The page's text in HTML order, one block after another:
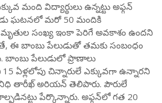
మంది విద్యార్థులు ఉన్నట్టు అఫ్గన్
ఘటనలో మరో 50 మందికి
సంఖ్య ఇంకా పెరిగే అవకాశం ఉందని
ఈ బాంబు పేలుడుతో తమకు సంబంధం
బాంబు పేలుడులో ప్రాణాలు
ఏళ్లలోపు చిన్నారులే ఎక్కువగా ఉన్నారని
తారీఖ్ అరియన్ తెలిపారు. పౌరులే
పేర్కొన్నారు. అఫ్గన్‌లో గత 20